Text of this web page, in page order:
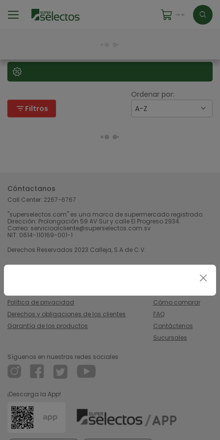
filter_list Filtros
Ordenar por:
A-Z
Cóntactanos
Call Center: 2267-6767
"superselectos.com" es una marca de supermercado registrado.
Dirección: Prolongación 59 AV Sur y calle El Progreso 2934.
Correo: servicioalcliente@superselectos.com.sv
NIT: 0614-110169-001-1
Derechos Reservados 2023 Calleja, S.A de C.V.
Política de privacidad
Derechos y obligaciones de los clientes
Garantía de los productos
Cómo comprar
FAQ
Contáctenos
Sucursales
Síguenos en nuestras redes sociales
¡Descarga la App!